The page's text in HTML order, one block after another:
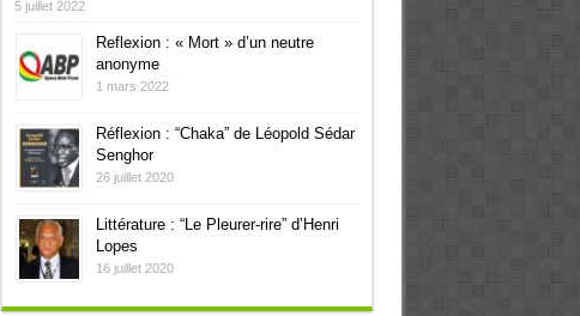
5 juillet 2022
Reflexion : « Mort » d’un neutre
anonyme
1 mars 2022
Réflexion : “Chaka” de Léopold Sédar
Senghor
26 juillet 2020
Littérature : “Le Pleurer-rire” d’Henri
Lopes
16 juillet 2020